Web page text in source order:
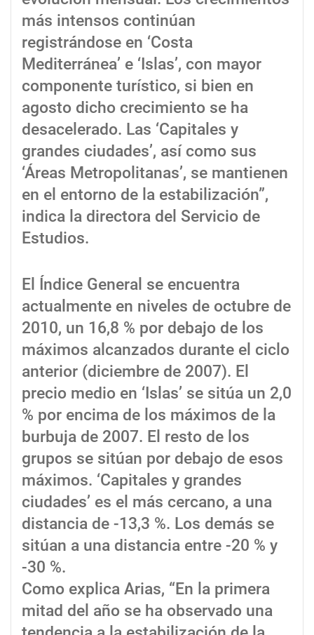
más intensos continúan
registrándose en ‘Costa
Mediterránea’ e ‘Islas’, con mayor
componente turístico, si bien en
agosto dicho crecimiento se ha
desacelerado. Las ‘Capitales y
grandes ciudades’, así como sus
‘Áreas Metropolitanas’, se mantienen
en el entorno de la estabilización”,
indica la directora del Servicio de
Estudios.
El Índice General se encuentra
actualmente en niveles de octubre de
2010, un 16,8 % por debajo de los
máximos alcanzados durante el ciclo
anterior (diciembre de 2007). El
precio medio en ‘Islas’ se sitúa un 2,0
% por encima de los máximos de la
burbuja de 2007. El resto de los
grupos se sitúan por debajo de esos
máximos. ‘Capitales y grandes
ciudades’ es el más cercano, a una
distancia de -13,3 %. Los demás se
sitúan a una distancia entre -20 % y
-30 %.
Como explica Arias, “En la primera
mitad del año se ha observado una